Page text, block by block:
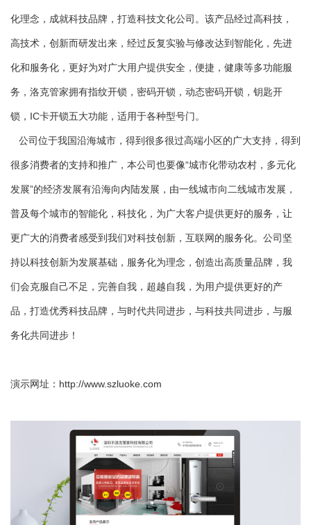
化理念，成就科技品牌，打造科技文化公司。该产品经过高科技，
高技术，创新而研发出来，经过反复实验与修改达到智能化，先进
化和服务化，更好为对广大用户提供安全，便捷，健康等多功能服
务，洛克管家拥有指纹开锁，密码开锁，动态密码开锁，钥匙开
锁，IC卡开锁五大功能，适用于各种型号门。
公司位于我国沿海城市，得到很多很过高端小区的广大支持，得到
很多消费者的支持和推广，本公司也要像“城市化带动农村，多元化
发展”的经济发展有沿海向内陆发展，由一线城市向二线城市发展，
普及每个城市的智能化，科技化，为广大客户提供更好的服务，让
更广大的消费者感受到我们对科技创新，互联网的服务化。公司坚
持以科技创新为发展基础，服务化为理念，创造出高质量品牌，我
们会克服自己不足，完善自我，超越自我，为用户提供更好的产
品，打造优秀科技品牌，与时代共同进步，与科技共同进步，与服
务化共同进步！
演示网址： http://www.szluoke.com